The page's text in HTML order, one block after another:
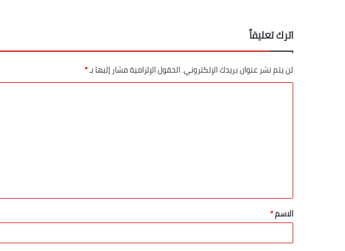
اترك تعليقاً
لن يتم نشر عنوان بريدك الإلكتروني.الحقول الإلزامية مشار إليها بـ*
الاسم*